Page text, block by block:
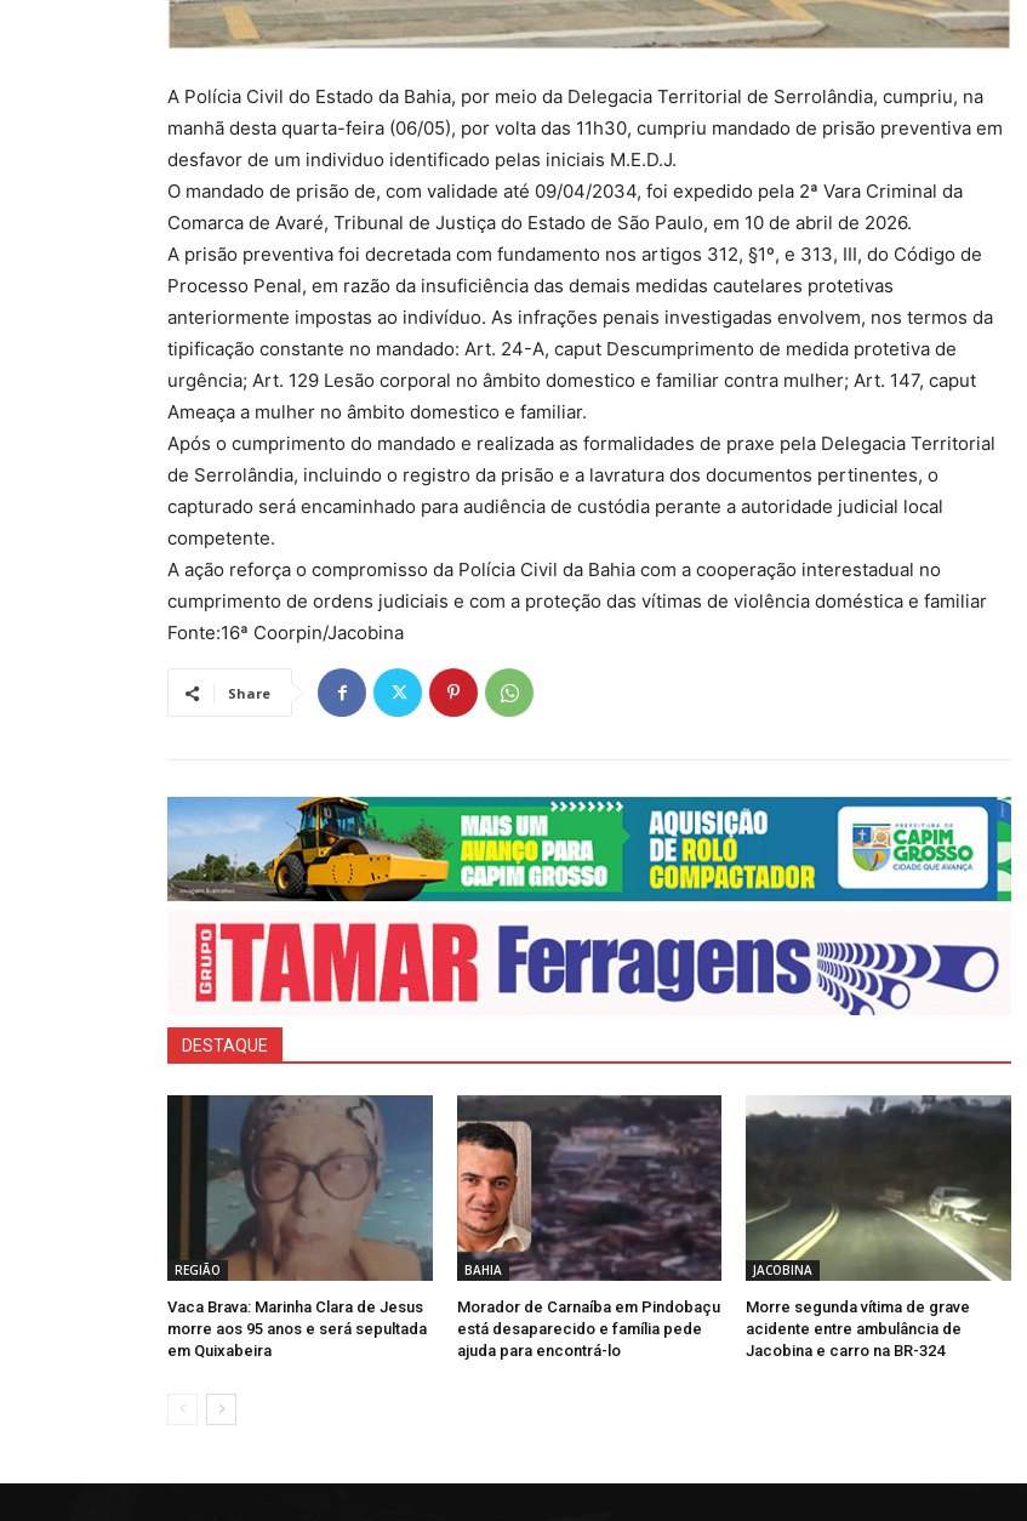
A Polícia Civil do Estado da Bahia, por meio da Delegacia Territorial de Serrolândia, cumpriu, na
manhã desta quarta-feira (06/05), por volta das 11h30, cumpriu mandado de prisão preventiva em
desfavor de um individuo identificado pelas iniciais M.E.D.J.
O mandado de prisão de, com validade até 09/04/2034, foi expedido pela 2ª Vara Criminal da
Comarca de Avaré, Tribunal de Justiça do Estado de São Paulo, em 10 de abril de 2026.
A prisão preventiva foi decretada com fundamento nos artigos 312, §1º, e 313, III, do Código de
Processo Penal, em razão da insuficiência das demais medidas cautelares protetivas
anteriormente impostas ao indivíduo. As infrações penais investigadas envolvem, nos termos da
tipificação constante no mandado: Art. 24-A, caput Descumprimento de medida protetiva de
urgência; Art. 129 Lesão corporal no âmbito domestico e familiar contra mulher; Art. 147, caput
Ameaça a mulher no âmbito domestico e familiar.
Após o cumprimento do mandado e realizada as formalidades de praxe pela Delegacia Territorial
de Serrolândia, incluindo o registro da prisão e a lavratura dos documentos pertinentes, o
capturado será encaminhado para audiência de custódia perante a autoridade judicial local
competente.
A ação reforça o compromisso da Polícia Civil da Bahia com a cooperação interestadual no
cumprimento de ordens judiciais e com a proteção das vítimas de violência doméstica e familiar
Fonte:16ª Coorpin/Jacobina
Share
DESTAQUE
REGIÃO
Vaca Brava: Marinha Clara de Jesus
morre aos 95 anos e será sepultada
em Quixabeira
BAHIA
Morador de Carnaíba em Pindobaçu
está desaparecido e família pede
ajuda para encontrá-lo
JACOBINA
Morre segunda vítima de grave
acidente entre ambulância de
Jacobina e carro na BR-324